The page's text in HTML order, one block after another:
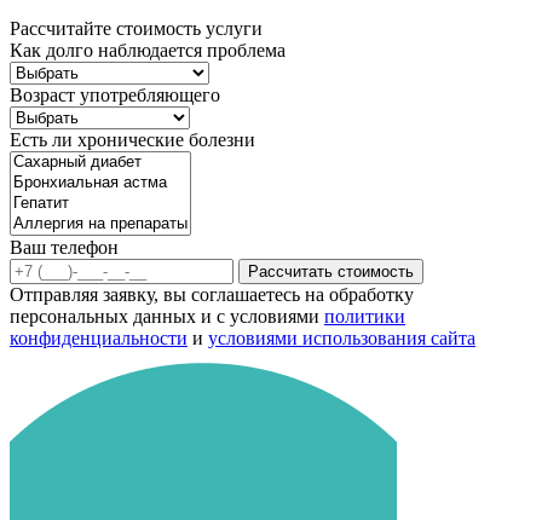
Рассчитайте стоимость услуги
Как долго наблюдается проблема
Возраст употребляющего
Есть ли хронические болезни
Ваш телефон
Рассчитать стоимость
Отправляя заявку, вы соглашаетесь на обработку
персональных данных и с условиями политики
конфиденциальности и условиями использования сайта